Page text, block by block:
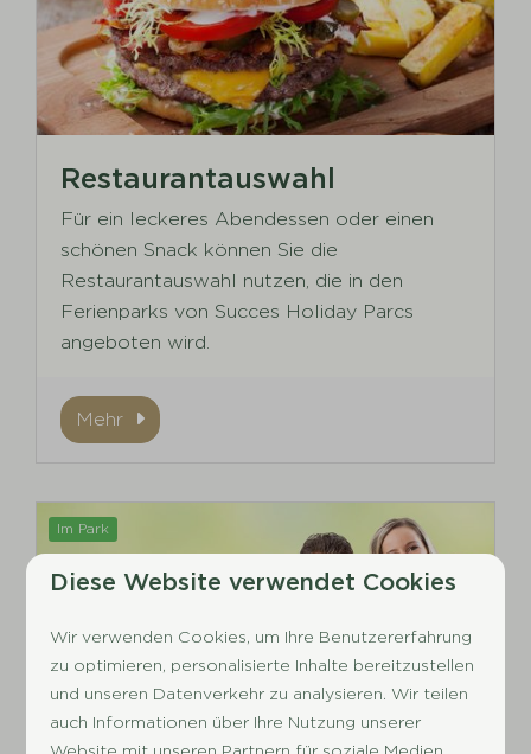
Restaurantauswahl
Für ein leckeres Abendessen oder einen
schönen Snack können Sie die
Restaurantauswahl nutzen, die in den
Ferienparks von Succes Holiday Parcs
angeboten wird.
Mehr
Im Park
Diese Website verwendet Cookies
Wir verwenden Cookies, um Ihre Benutzererfahrung
zu optimieren, personalisierte Inhalte bereitzustellen
und unseren Datenverkehr zu analysieren. Wir teilen
auch Informationen über Ihre Nutzung unserer
Website mit unseren Partnern für soziale Medien,